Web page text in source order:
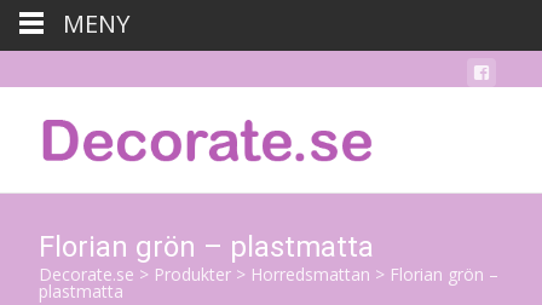
Florian grön – plastmatta
Decorate.se > Produkter > Horredsmattan > Florian grön –
plastmatta
MENY